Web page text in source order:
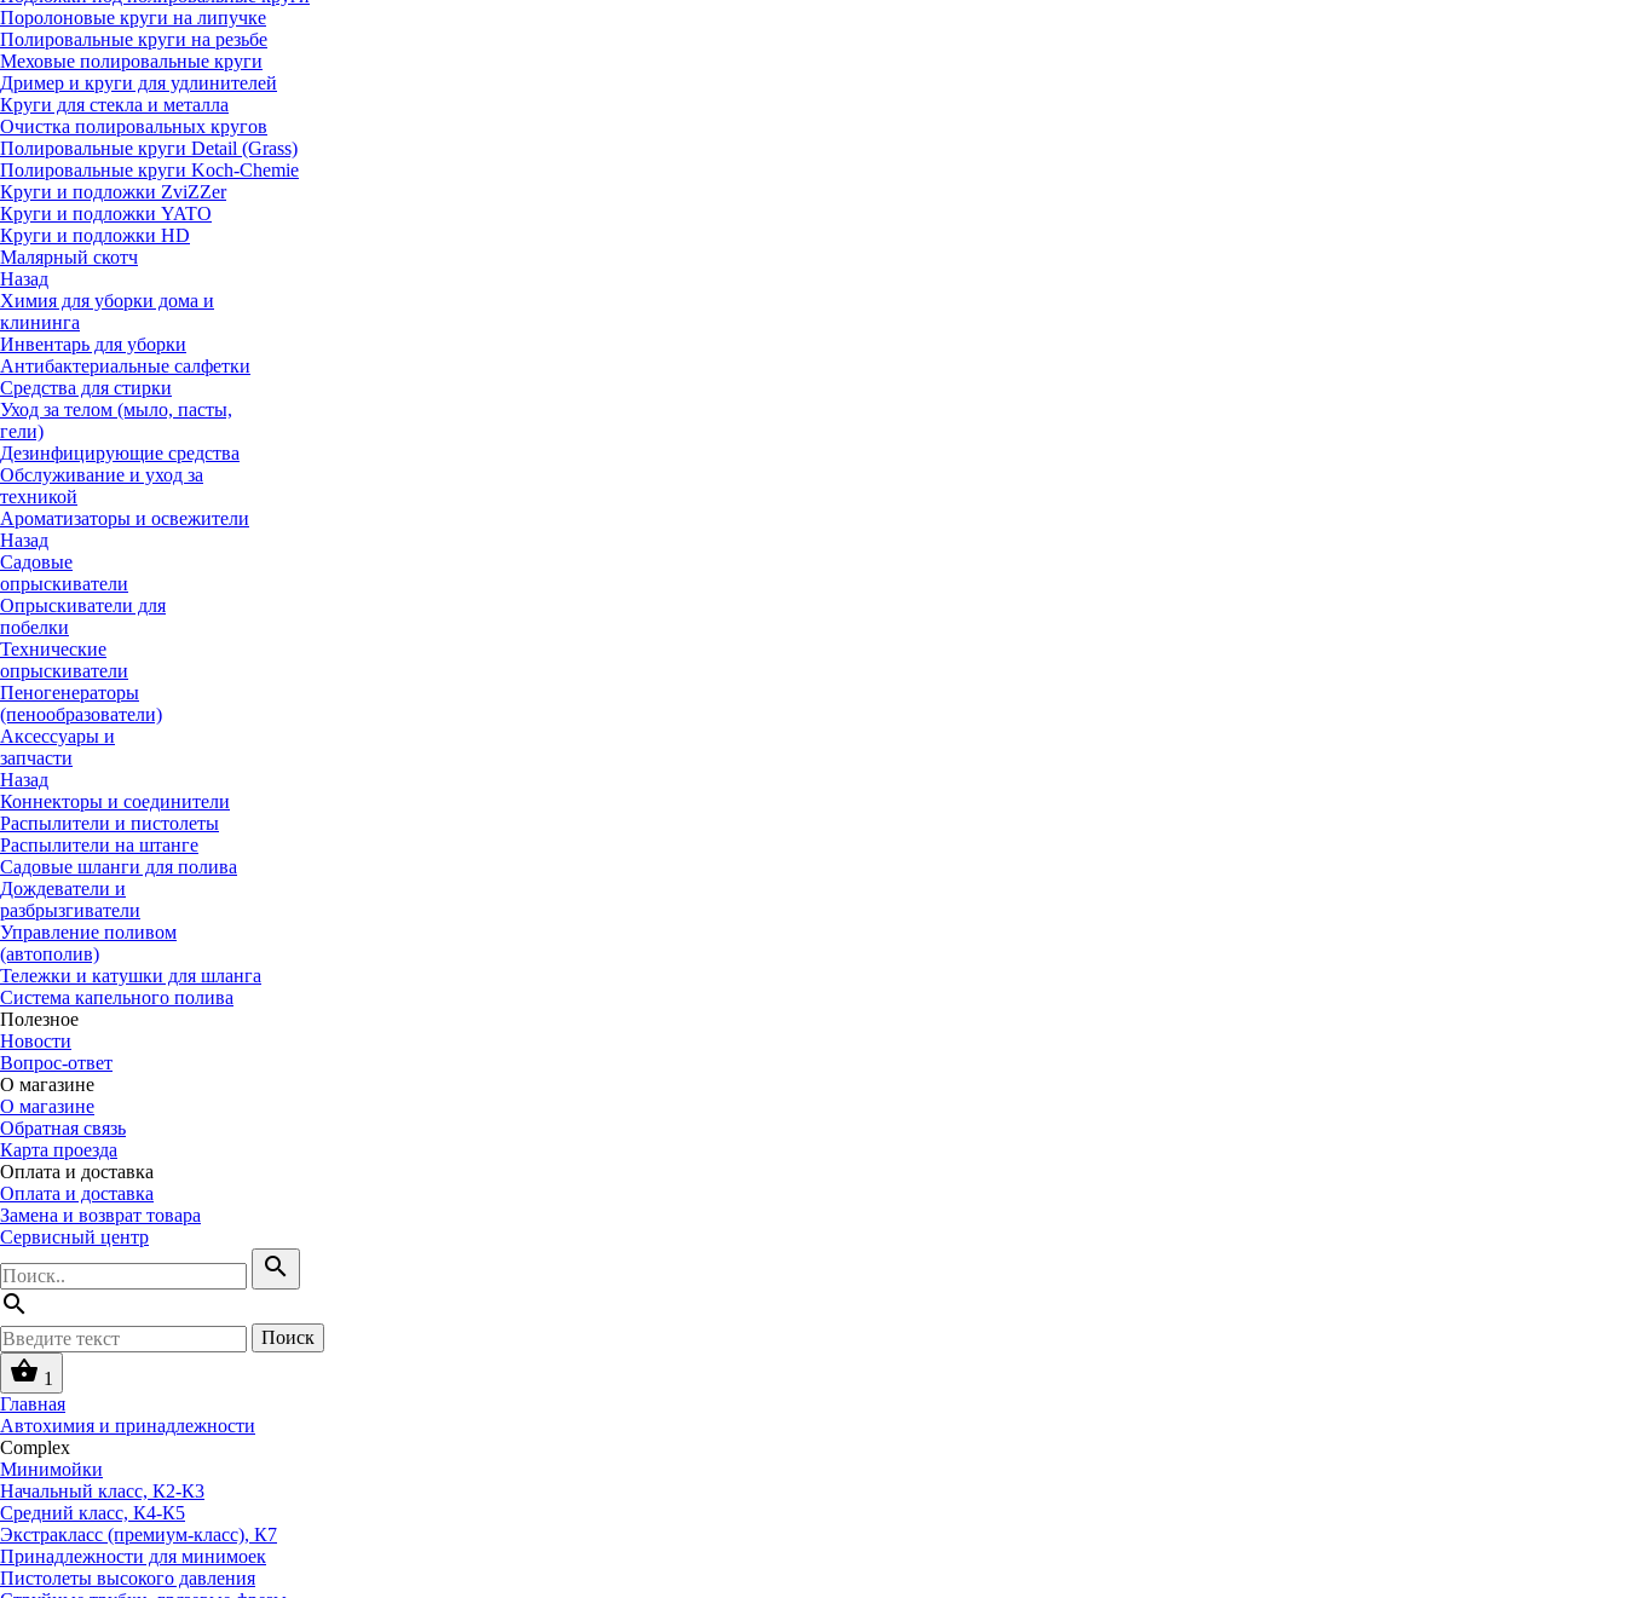
Поролоновые круги на липучке
Полировальные круги на резьбе
Меховые полировальные круги
Дример и круги для удлинителей
Круги для стекла и металла
Очистка полировальных кругов
Полировальные круги Detail (Grass)
Полировальные круги Koch-Chemie
Круги и подложки ZviZZer
Круги и подложки YATO
Круги и подложки HD
Малярный скотч
Назад
Химия для уборки дома и
клининга
Инвентарь для уборки
Антибактериальные салфетки
Средства для стирки
Уход за телом (мыло, пасты,
гели)
Дезинфицирующие средства
Обслуживание и уход за
техникой
Ароматизаторы и освежители
Назад
Садовые
опрыскиватели
Опрыскиватели для
побелки
Технические
опрыскиватели
Пеногенераторы
(пенообразователи)
Аксессуары и
запчасти
Назад
Коннекторы и соединители
Распылители и пистолеты
Распылители на штанге
Садовые шланги для полива
Дождеватели и
разбрызгиватели
Управление поливом
(автополив)
Тележки и катушки для шланга
Система капельного полива
Полезное
Новости
Вопрос-ответ
О магазине
О магазине
Обратная связь
Карта проезда
Оплата и доставка
Оплата и доставка
Замена и возврат товара
Сервисный центр
search
search
Поиск
shopping_basket 1
Главная
Автохимия и принадлежности
Complex
Минимойки
Начальный класс, К2-К3
Средний класс, К4-К5
Экстракласс (премиум-класс), К7
Принадлежности для минимоек
Пистолеты высокого давления